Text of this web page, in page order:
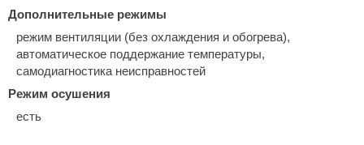
Дополнительные режимы
режим вентиляции (без охлаждения и обогрева),
автоматическое поддержание температуры,
самодиагностика неисправностей
Режим осушения
есть